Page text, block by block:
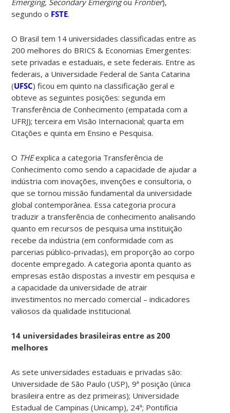
segundo o FSTE.
O Brasil tem 14 universidades classificadas entre as
200 melhores do BRICS & Economias Emergentes:
sete privadas e estaduais, e sete federais. Entre as
federais, a Universidade Federal de Santa Catarina
(UFSC) ficou em quinto na classificação geral e
obteve as seguintes posições: segunda em
Transferência de Conhecimento (empatada com a
UFRJ); terceira em Visão Internacional; quarta em
Citações e quinta em Ensino e Pesquisa.
O THEexplica a categoria Transferência de
Conhecimento como sendo a capacidade de ajudar a
indústria com inovações, invenções e consultoria, o
que se tornou missão fundamental da universidade
global contemporânea. Essa categoria procura
traduzir a transferência de conhecimento analisando
quanto em recursos de pesquisa uma instituição
recebe da indústria (em conformidade com as
parcerias público-privadas), em proporção ao corpo
docente empregado. A categoria aponta quanto as
empresas estão dispostas a investir em pesquisa e
a capacidade da universidade de atrair
investimentos no mercado comercial – indicadores
valiosos da qualidade institucional.
14 universidades brasileiras entre as 200
melhores
As sete universidades estaduais e privadas são:
Universidade de São Paulo (USP), 9ª posição (única
brasileira entre as dez primeiras); Universidade
Estadual de Campinas (Unicamp), 24ª; Pontifícia